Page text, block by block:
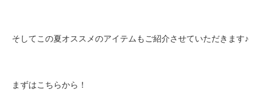
そしてこの夏オススメのアイテムもご紹介させていただきます♪
まずはこちらから！